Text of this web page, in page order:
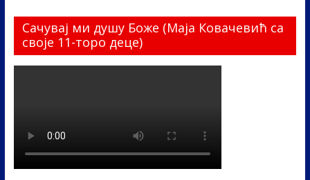
Сачувај ми душу Боже (Маја Ковачевић са
своје 11-торо деце)